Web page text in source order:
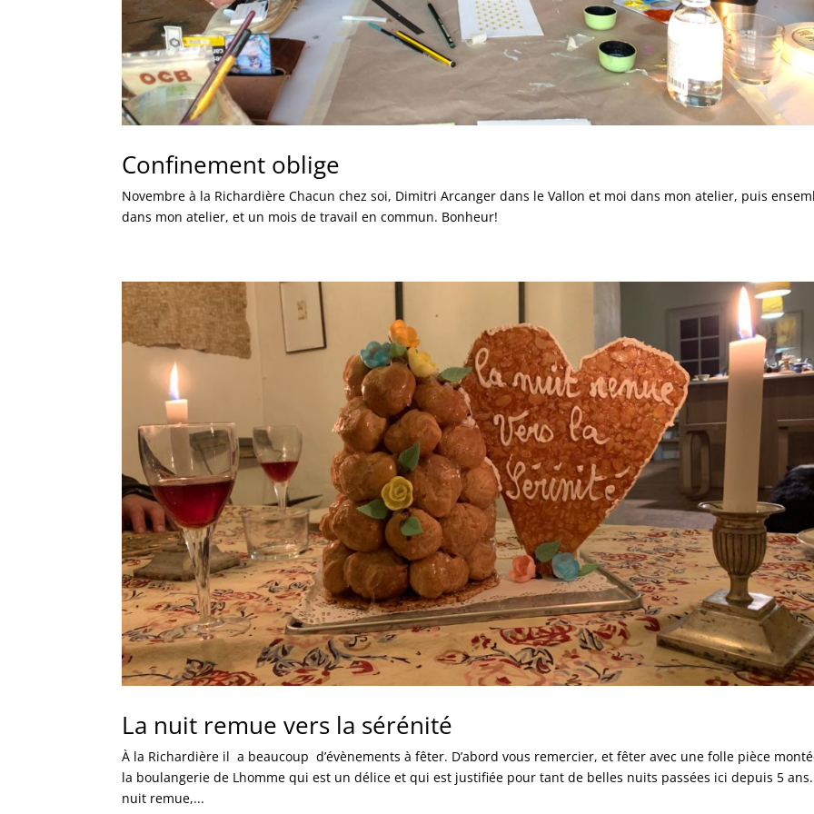
Confinement oblige
Novembre à la Richardière Chacun chez soi, Dimitri Arcanger dans le Vallon et moi dans mon atelier, puis
dans mon atelier, et un mois de travail en commun. Bonheur!
La nuit remue vers la sérénité
À la Richardière il a beaucoup d’évènements à fêter. D’abord vous remercier, et fêter avec une folle pièce
la boulangerie de Lhomme qui est un délice et qui est justifiée pour tant de belles nuits passées ici depuis 5
nuit remue,...